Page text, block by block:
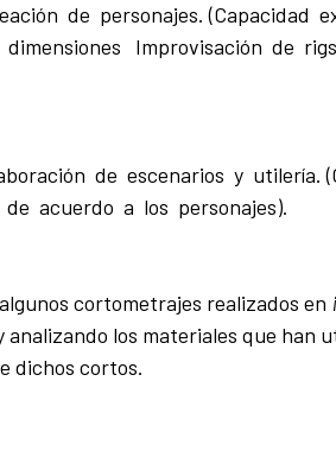
de personajes. (Capacidad
Improvisación de
de escenarios y utilería.
acuerdo a los personajes).
cortometrajes realizados en
analizando los materiales que han
dichos cortos.